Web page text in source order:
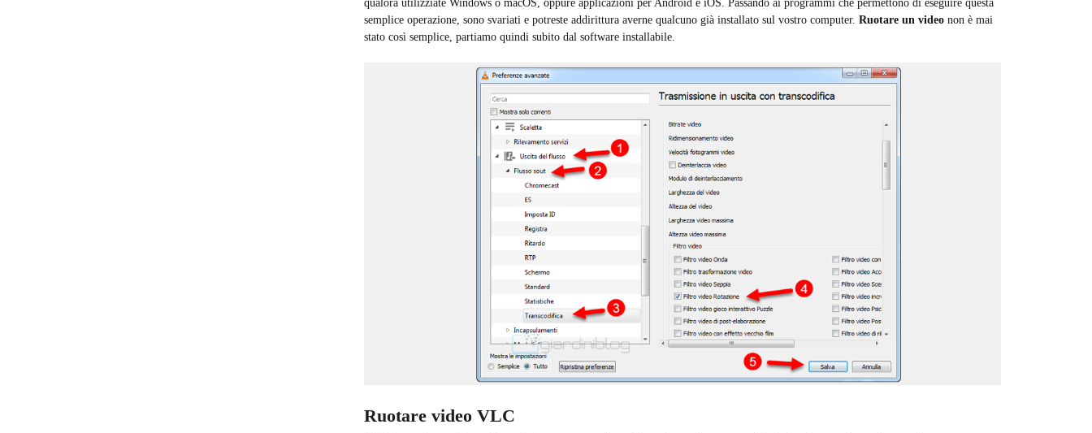
qualora utilizziate Windows o macOS, oppure applicazioni per Android e iOS. Passando ai programmi che permettono di eseguire questa
semplice operazione, sono svariati e potreste addirittura averne qualcuno già installato sul vostro computer.Ruotare un videonon è mai
stato così semplice, partiamo quindi subito dal software installabile.
Ruotare video VLC